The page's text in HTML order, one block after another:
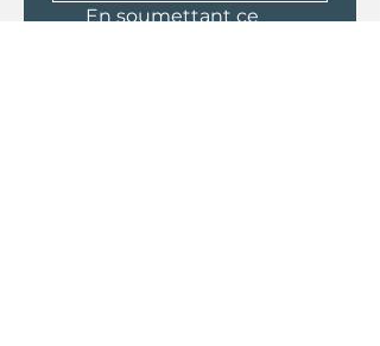
En soumettant ce